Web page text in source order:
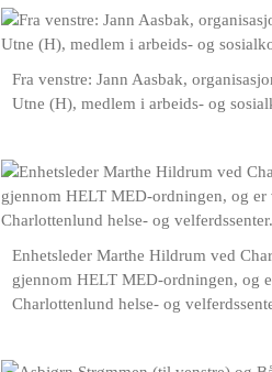
Fra venstre: Jann Aasbak,
Utne (H), medlem i arbeids- og
Enhetsleder Marthe Hildrum ved
gjennom HELT MED-ordningen, og
Charlottenlund helse- og